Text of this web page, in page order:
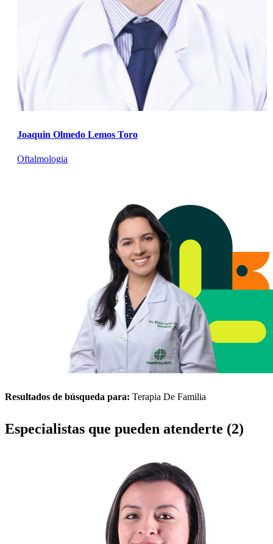
Joaquin Olmedo Lemos Toro
Oftalmologia
Resultados de búsqueda para: Terapia De Familia
Especialistas que pueden atenderte (2)